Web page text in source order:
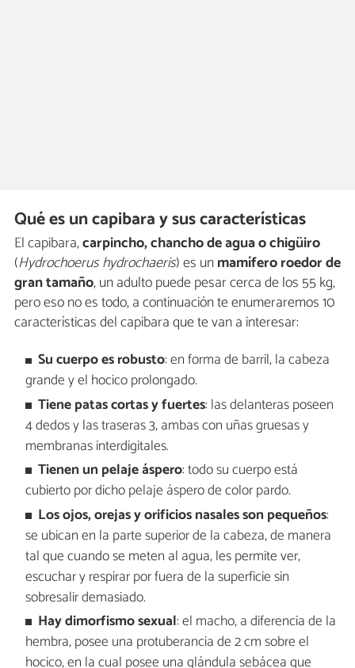
Qué es un capibara y sus características
El capibara,carpincho, chancho de agua o chigüiro
(Hydrochoerus hydrochaeris) es unmamífero roedor de
gran tamaño, un adulto puede pesar cerca de los 55 kg,
pero eso no es todo, a continuación te enumeraremos 10
características del capibara que te van a interesar:
Su cuerpo es robusto: en forma de barril, la cabeza
grande y el hocico prolongado.
Tiene patas cortas y fuertes: las delanteras poseen
4 dedos y las traseras 3, ambas con uñas gruesas y
membranas interdigitales.
Tienen un pelaje áspero: todo su cuerpo está
cubierto por dicho pelaje áspero de color pardo.
Los ojos, orejas y orificios nasales son pequeños:
se ubican en la parte superior de la cabeza, de manera
tal que cuando se meten al agua, les permite ver,
escuchar y respirar por fuera de la superficie sin
sobresalir demasiado.
Hay dimorfismo sexual: el macho, a diferencia de la
hembra, posee una protuberancia de 2 cm sobre el
hocico, en la cual posee una glándula sebácea que